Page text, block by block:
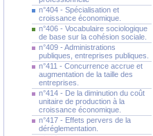
n°404 - Spécialisation et
croissance économique.
n°406 - Vocabulaire sociologique
de base sur la cohésion sociale.
n°409 - Administrations
publiques, entreprises publiques.
n°411 - Concurrence accrue et
augmentation de la taille des
entreprises.
n°414 - De la diminution du coût
unitaire de production à la
croissance économique.
n°417 - Effets pervers de la
déréglementation.